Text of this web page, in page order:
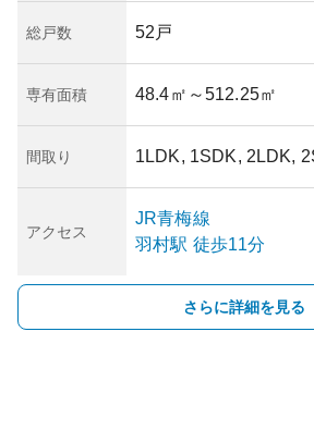
総戸数 52戸
専有面積 48.4㎡ ～512.25㎡
間取り 1LDK, 1SDK, 2LDK,
アクセス
JR青梅線
羽村駅 徒歩11分
さらに詳細を見る